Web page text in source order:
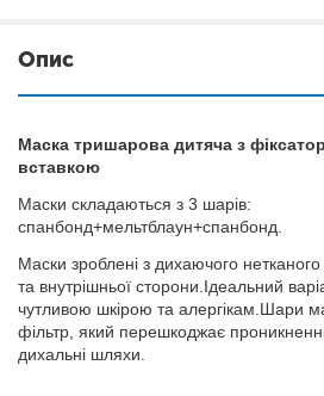
Опис
Маска тришарова дитяча з
вставкою
Маски складаються з 3 шарів:
спанбонд+мельтблаун+спанбонд.
Маски зроблені з дихаючого нетканого
та внутрішньої сторони.Ідеальний
чутливою шкірою та алергікам.Шари
фільтр, який перешкоджає
дихальні шляхи.